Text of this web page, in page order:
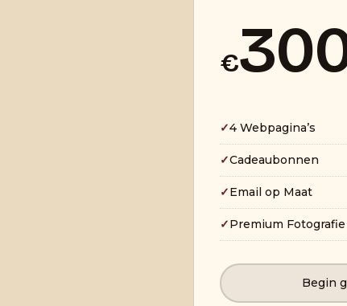
€
✓4 Webpagina’s
✓Cadeaubonnen
✓Email op Maat
✓Premium Fotografie
Begin